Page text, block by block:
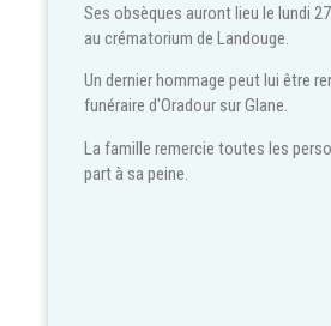
Ses obsèques auront lieu le lundi
au crématorium de Landouge.
Un dernier hommage peut lui être
funéraire d'Oradour sur Glane.
La famille remercie toutes les
part à sa peine.